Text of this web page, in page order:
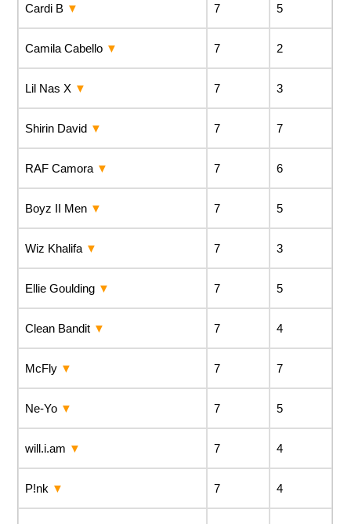
Cardi B 7 5
Camila Cabello 7 2
Lil Nas X 7 3
Shirin David 7 7
RAF Camora 7 6
Boyz II Men 7 5
Wiz Khalifa 7 3
Ellie Goulding 7 5
Clean Bandit 7 4
McFly 7 7
Ne-Yo 7 5
will.i.am 7 4
P!nk 7 4